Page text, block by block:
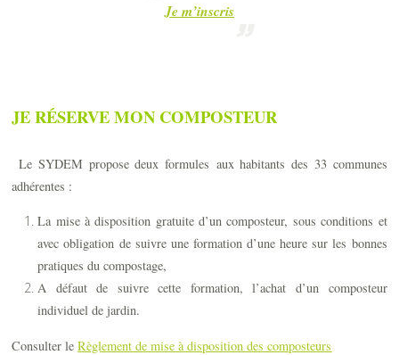
Je m’inscris
JE RÉSERVE MON COMPOSTEUR
Le SYDEM propose deux formules aux habitants des 33 communes
adhérentes :
La mise à disposition gratuite d’un composteur, sous conditions et
avec obligation de suivre une formation d’une heure sur les bonnes
pratiques du compostage,
A défaut de suivre cette formation, l’achat d’un composteur
individuel de jardin.
Consulter leRèglement de mise à disposition des composteurs